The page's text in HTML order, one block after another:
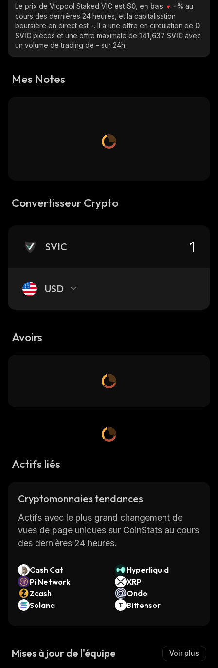
Le prix de Vicpool Staked VIC est $0, en bas -% au
cours des dernières 24 heures, et la capitalisation
boursière en direct est -. Il a une offre en circulation de 0
SVIC pièces et une offre maximale de 141,637 SVIC avec
un volume de trading de - sur 24h.
Mes Notes
Convertisseur Crypto
SVIC
USD
Avoirs
Actifs liés
Cryptomonnaies tendances
Actifs avec le plus grand changement de
vues de page uniques sur CoinStats au cours
des dernières 24 heures.
Cash Cat
Hyperliquid
Pi Network
XRP
Zcash
Ondo
Solana
Bittensor
Mises à jour de l'équipe Voir plus